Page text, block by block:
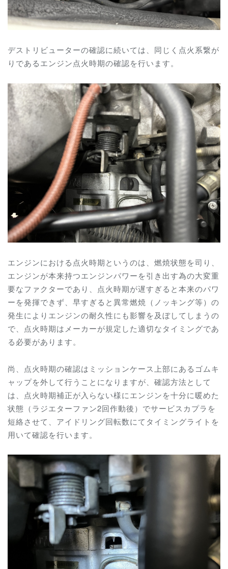
デストリビューターの確認に続いては、同じく点火系繋が
りであるエンジン点火時期の確認を行います。
エンジンにおける点火時期というのは、燃焼状態を司り、
エンジンが本来持つエンジンパワーを引き出す為の大変重
要なファクターであり、点火時期が遅すぎると本来のパワ
ーを発揮できず、早すぎると異常燃焼（ノッキング等）の
発生によりエンジンの耐久性にも影響を及ぼしてしまうの
で、点火時期はメーカーが規定した適切なタイミングであ
る必要があります。
尚、点火時期の確認はミッションケース上部にあるゴムキ
ャップを外して行うことになりますが、確認方法として
は、点火時期補正が入らない様にエンジンを十分に暖めた
状態（ラジエターファン2回作動後）でサービスカプラを
短絡させて、アイドリング回転数にてタイミングライトを
用いて確認を行います。